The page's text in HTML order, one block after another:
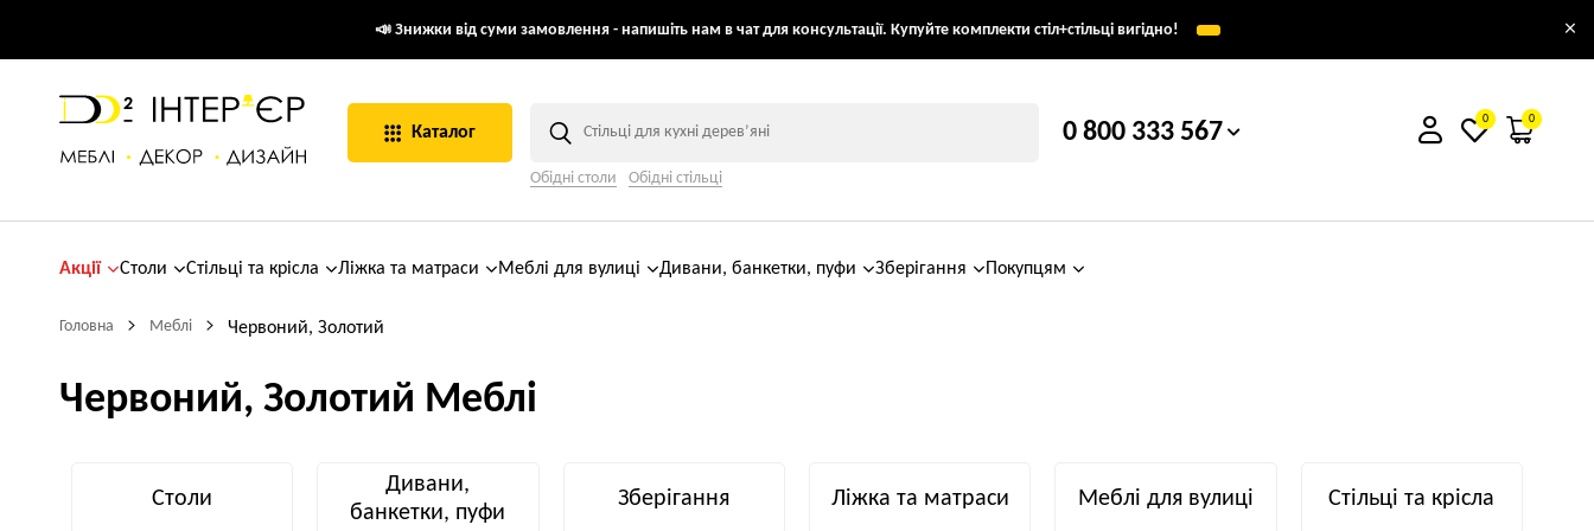
📣 Знижки від суми замовлення - напишіть нам в чат для консультації. Купуйте комплекти стіл+стільці вигідно! ×
Каталог
Обідні столи Обідні стільці
0 800 333 567 0 0
Акції Столи Стільці та крісла Ліжка та матраси Меблі для вулиці Дивани, банкетки, пуфи Зберігання Покупцям
Головна Меблі Червоний, Золотий
Червоний, Золотий Меблі
Столи
Дивани,
банкетки, пуфи
Зберігання Ліжка та матраси Меблі для вулиці Стільці та крісла